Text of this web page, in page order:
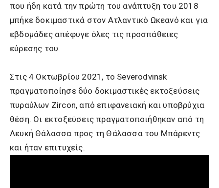
που ήδη κατά την πρώτη του ανάπτυξη του 2018
μπήκε δοκιμαστικά στον Ατλαντικό Ωκεανό και για
εβδομάδες απέφυγε όλες τις προσπάθειες
εύρεσης του.
Στις 4 Οκτωβρίου 2021, το Severodvinsk
πραγματοποίησε δύο δοκιμαστικές εκτοξεύσεις
πυραύλων Zircon, από επιφανειακή και υποβρύχια
θέση. Οι εκτοξεύσεις πραγματοποιήθηκαν από τη
Λευκή Θάλασσα προς τη Θάλασσα του Μπάρεντς
και ήταν επιτυχείς.